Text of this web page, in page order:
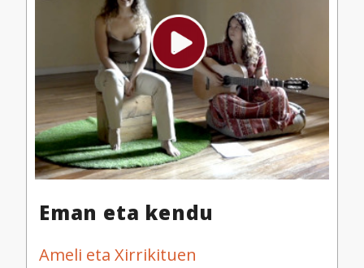
Eman eta kendu
Ameli eta Xirrikituen